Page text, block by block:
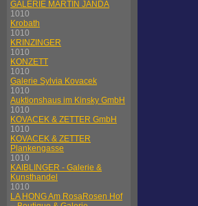
GALERIE MARTIN JANDA
1010
Krobath
1010
KRINZINGER
1010
KONZETT
1010
Galerie Sylvia Kovacek
1010
Auktionshaus im Kinsky GmbH
1010
KOVACEK & ZETTER GmbH
1010
KOVACEK & ZETTER
Plankengasse
1010
KAIBLINGER - Galerie &
Kunsthandel
1010
LA HONG Am RosaRosen Hof